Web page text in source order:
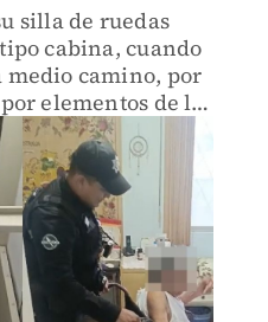
silla de ruedas
cabina, cuando
medio camino, por
elementos de la